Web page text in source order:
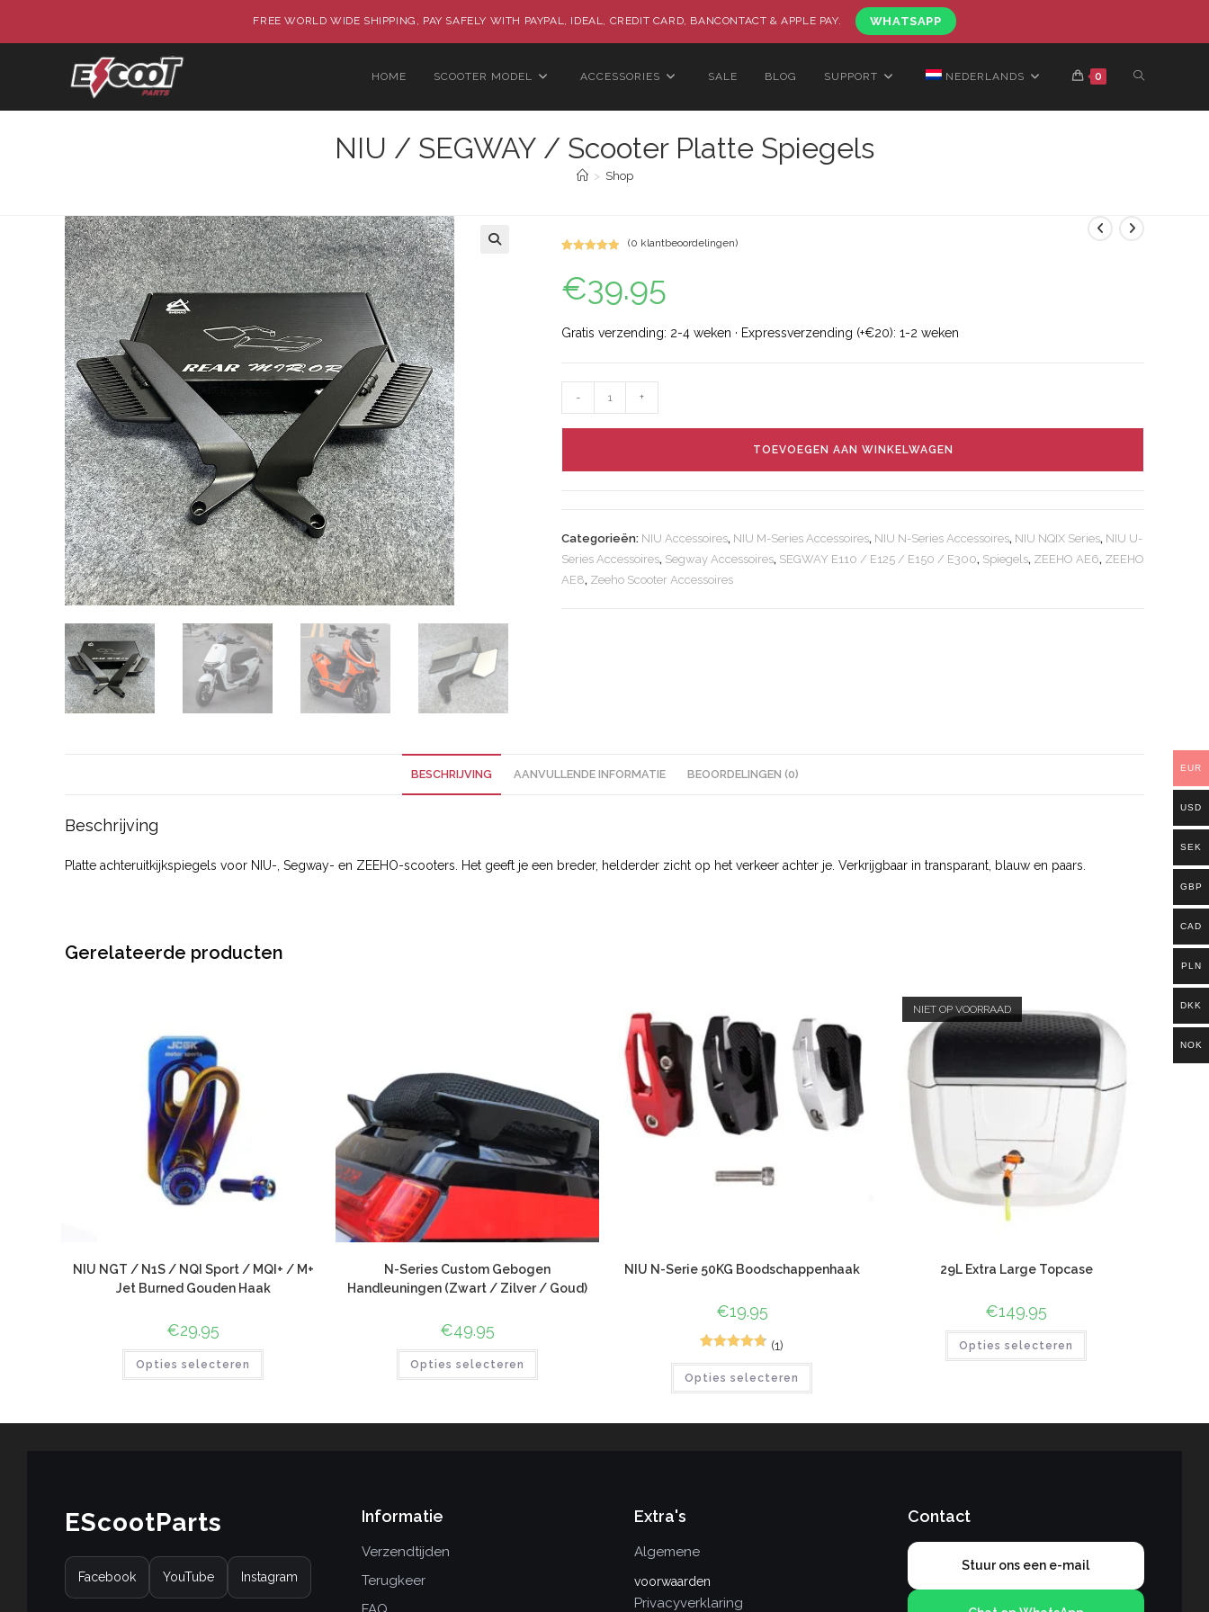
FREE WORLD WIDE SHIPPING, PAY SAFELY WITH PAYPAL, IDEAL, CREDIT CARD, BANCONTACT & APPLE PAY. WHATSAPP
HOME SCOOTER MODEL ACCESSORIES SALE BLOG SUPPORT NEDERLANDS 0
NIU / SEGWAY / Scooter Platte Spiegels
> Shop
5.00op 5
gebaseerd
waardering
(0 klantbeoordelingen)
€39.95
Gratis verzending: 2-4 weken · Expressverzending (+€20): 1-2 weken
- +
TOEVOEGEN AAN WINKELWAGEN
Categorieën: NIU Accessoires, NIU M-Series Accessoires, NIU N-Series Accessoires, NIU NQIX Series, NIU U-
Series Accessoires, Segway Accessoires, SEGWAY E110 / E125 / E150 / E300, Spiegels, ZEEHO AE6, ZEEHO
AE8, Zeeho Scooter Accessoires
BESCHRIJVING AANVULLENDE INFORMATIE BEOORDELINGEN (0)
Beschrijving
Platte achteruitkijkspiegels voor NIU-, Segway- en ZEEHO-scooters. Het geeft je een breder, helderder zicht op het verkeer achter je. Verkrijgbaar in transparant, blauw en paars.
Gerelateerde producten
NIU NGT / N1S / NQI Sport / MQI+ / M+
Jet Burned Gouden Haak
€29.95
Opties selecteren
N-Series Custom Gebogen
Handleuningen (Zwart / Zilver / Goud)
€49.95
Opties selecteren
NIU N-Serie 50KG Boodschappenhaak
€19.95
d4.75op 5
(1)
Opties selecteren
NIET OP VOORRAAD
29L Extra Large Topcase
€149.95
Opties selecteren
EScootParts
Facebook YouTube Instagram
Informatie
Verzendtijden
Terugkeer
Extra's
Algemene
voorwaarden
Privacyverklaring
Contact
Stuur ons een e-mail
EUR
USD
SEK
GBP
CAD
PLN
DKK
NOK